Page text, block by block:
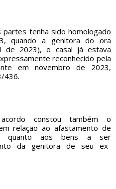
tenha sido homologado
quando a genitora do ora
de 2023), o casal já estava
reconhecido pela
em novembro de 2023,
436.
constou também o
relação ao afastamento de
quanto aos bens a ser
da genitora de seu ex-